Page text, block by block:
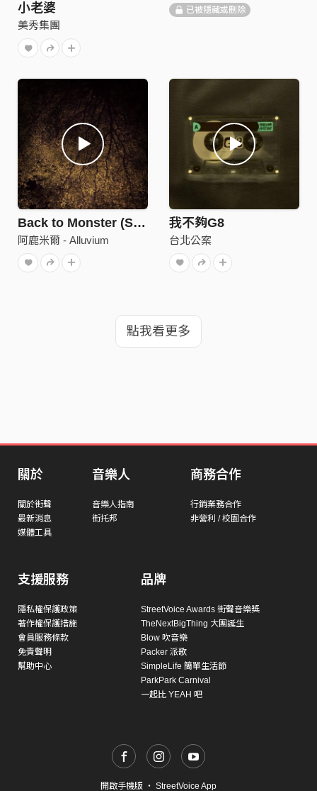
小老婆
美秀集團
已被隱藏或刪除
Back to Monster (Short)
阿鹿米爾 - Alluvium
我不夠G8
台北公案
點我看更多
關於
關於街聲
最新消息
媒體工具
音樂人
音樂人指南
街托邦
商務合作
行銷業務合作
非營利 / 校園合作
支援服務
隱私權保護政策
著作權保護措施
會員服務條款
免責聲明
幫助中心
品牌
StreetVoice Awards 街聲音樂獎
TheNextBigThing 大團誕生
Blow 吹音樂
Packer 派歌
SimpleLife 簡單生活節
ParkPark Carnival
一起比 YEAH 吧
開啟手機版 ・ StreetVoice App